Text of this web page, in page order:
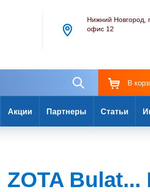
Нижний Новгород,
офис 12
В
Акции Партнеры Статьи
Bulat...